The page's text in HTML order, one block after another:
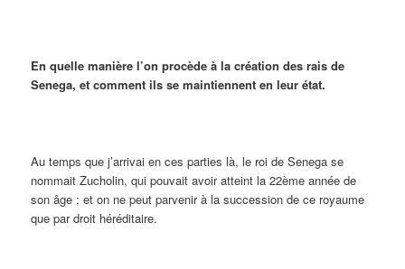
En quelle manière l’on procède à la création des rais de
Senega, et comment ils se maintiennent en leur état.
Au temps que j’arrivai en ces parties là, le roi de Senega se
nommait Zucholin, qui pouvait avoir atteint la 22ème année de
son âge ; et on ne peut parvenir à la succession de ce royaume
que par droit héréditaire.